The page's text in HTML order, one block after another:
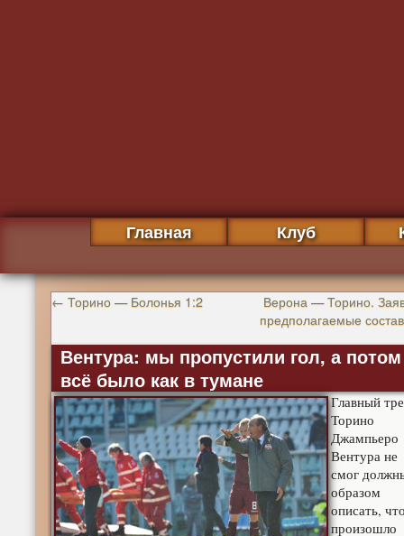
Главная Клуб
← Торино — Болонья 1:2
Верона — Торино.
предполагаемые
Вентура: мы пропустили гол, а потом
всё было как в тумане
Главный
Торино
Джампьеро
Вентура не
смог
образом
описать,
произошло